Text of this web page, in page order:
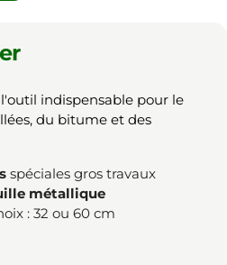
indispensable pour le
du bitume et des
spéciales gros travaux
métallique
: 32 ou 60 cm